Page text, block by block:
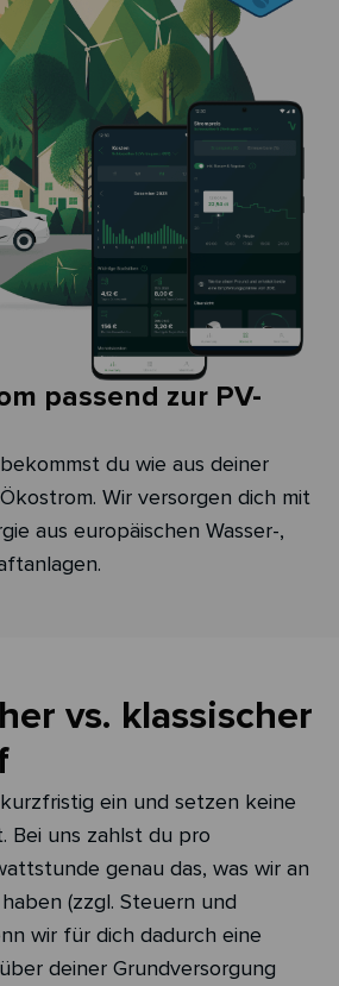
passend zur PV-
du wie aus deiner
Wir versorgen dich mit
aus europäischen Wasser-,
vs. klassischer
ein und setzen keine
Bei uns zahlst du pro
genau das, was wir an
(zzgl. Steuern und
wir für dich dadurch eine
deiner Grundversorgung